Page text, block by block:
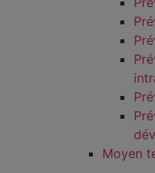
Moyen